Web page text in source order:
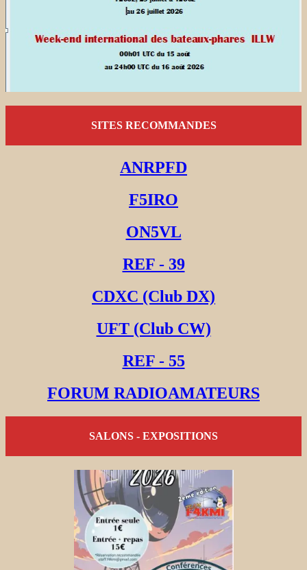
SITES RECOMMANDES
ANRPFD
F5IRO
ON5VL
REF - 39
CDXC (Club DX)
UFT (Club CW)
REF - 55
FORUM RADIOAMATEURS
SALONS - EXPOSITIONS